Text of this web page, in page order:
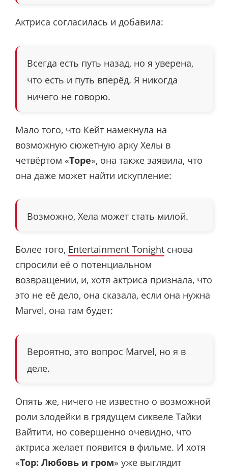
Актриса согласилась и добавила:
Всегда есть путь назад, но я уверена,
что есть и путь вперёд. Я никогда
ничего не говорю.
Мало того, что Кейт намекнула на
возможную сюжетную арку Хелы в
четвёртом «Торе», она также заявила, что
она даже может найти искупление:
Возможно, Хела может стать милой.
Более того, Entertainment Tonight снова
спросили её о потенциальном
возвращении, и, хотя актриса признала, что
это не её дело, она сказала, если она нужна
Marvel, она там будет:
Вероятно, это вопрос Marvel, но я в
деле.
Опять же, ничего не известно о возможной
роли злодейки в грядущем сиквеле Тайки
Вайтити, но совершенно очевидно, что
актриса желает появится в фильме. И хотя
«Тор: Любовь и гром» уже выглядит